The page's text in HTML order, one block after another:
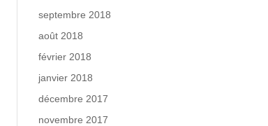
septembre 2018
août 2018
février 2018
janvier 2018
décembre 2017
novembre 2017